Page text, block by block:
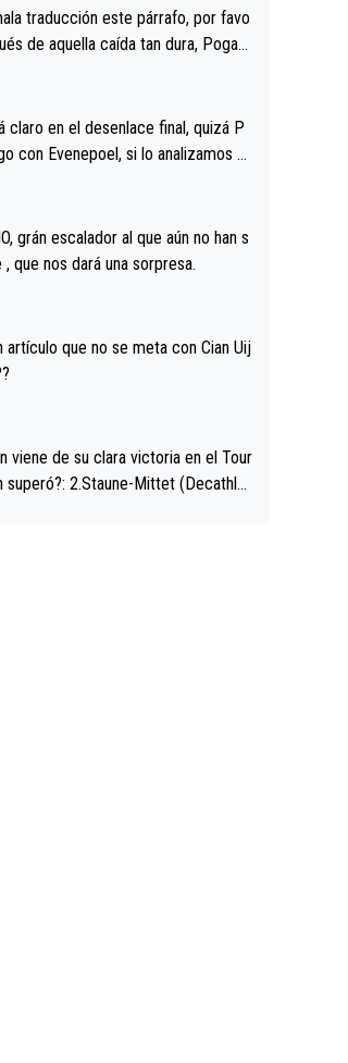
traducción este párrafo, por favo
de aquella caída tan dura, Pogac
rueda. Parecía increíble la forma
el miedo", recordó."
claro en el desenlace final, quizá P
con Evenepoel, si lo analizamos P
el saludo con Evenepoel dándose
fraternal, más allá de los típicos t
saludaba a Vingegard. Ahí hubo u
poner a Del Toro con calzador e
Pojacar se van complicar el tour.
grán escalador al que aún no han s
me dice , que nos dará una sorpresa.
que no se meta con Cian Uij
viene de su clara victoria en el Tour
superó?: 2.Staune-Mittet (Decathlo